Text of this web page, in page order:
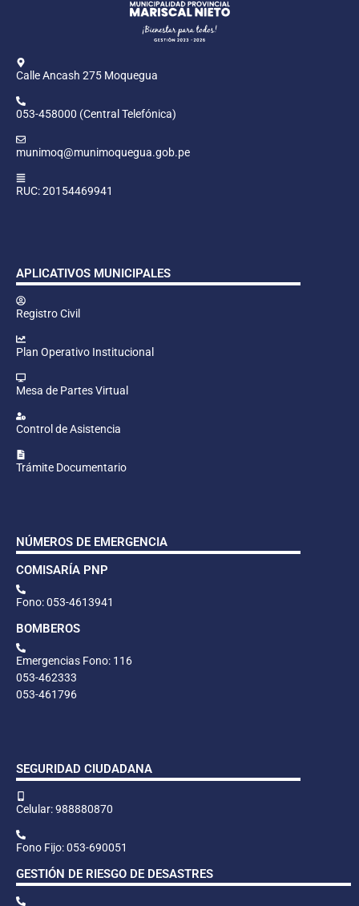
Calle Ancash 275 Moquegua
053-458000 (Central Telefónica)
munimoq@munimoquegua.gob.pe
RUC: 20154469941
APLICATIVOS MUNICIPALES
Registro Civil
Plan Operativo Institucional
Mesa de Partes Virtual
Control de Asistencia
Trámite Documentario
NÚMEROS DE EMERGENCIA
COMISARÍA PNP
Fono: 053-4613941
BOMBEROS
Emergencias Fono: 116
053-462333
053-461796
SEGURIDAD CIUDADANA
Celular: 988880870
Fono Fijo: 053-690051
GESTIÓN DE RIESGO DE DESASTRES